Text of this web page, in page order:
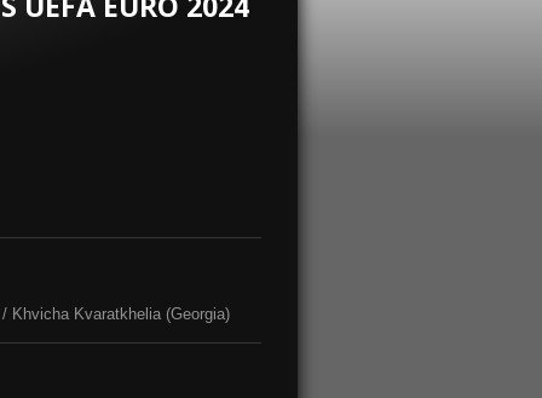
Khvicha Kvaratkhelia (Georgia)